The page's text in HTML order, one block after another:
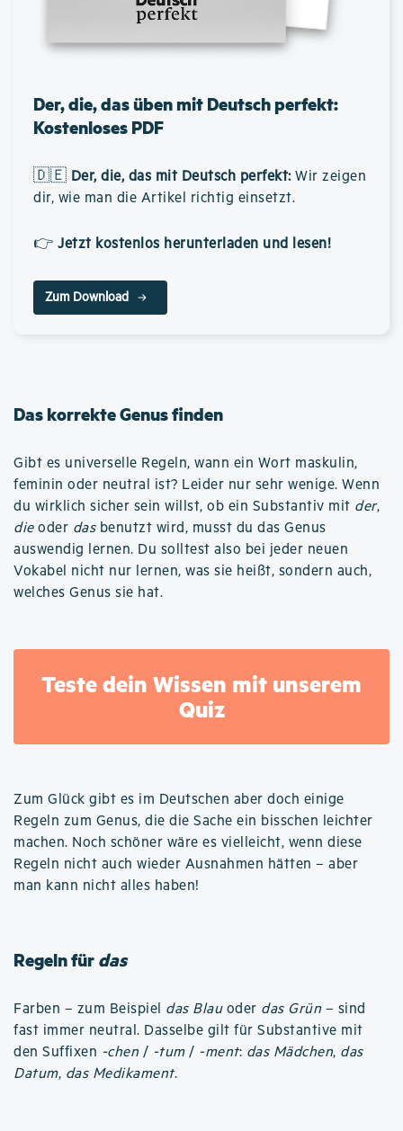
Der, die, das üben mit Deutsch perfekt:
Kostenloses PDF
🇩🇪 Der, die, das mit Deutsch perfekt: Wir zeigen
dir, wie man die Artikel richtig einsetzt.
👉 Jetzt kostenlos herunterladen und lesen!
Zum Download
Das korrekte Genus finden
Gibt es universelle Regeln, wann ein Wort maskulin,
feminin oder neutral ist? Leider nur sehr wenige. Wenn
du wirklich sicher sein willst, ob ein Substantiv mit der,
dieoder dasbenutzt wird, musst du das Genus
auswendig lernen. Du solltest also bei jeder neuen
Vokabel nicht nur lernen, was sie heißt, sondern auch,
welches Genus sie hat.
Teste dein Wissen mit unserem
Quiz
Zum Glück gibt es im Deutschen aber doch einige
Regeln zum Genus, die die Sache ein bisschen leichter
machen. Noch schöner wäre es vielleicht, wenn diese
Regeln nicht auch wieder Ausnahmen hätten – aber
man kann nicht alles haben!
Regeln fürdas
Farben – zum Beispiel das Blauoder das Grün – sind
fast immer neutral. Dasselbe gilt für Substantive mit
den Suffixen -chen / -tum/ -ment: das Mädchen, das
Datum, das Medikament.